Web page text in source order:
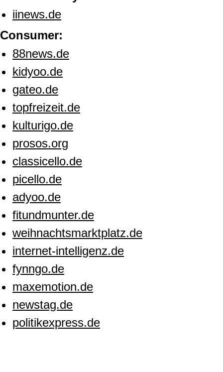
iinews.de
Consumer:
88news.de
kidyoo.de
gateo.de
topfreizeit.de
kulturigo.de
prosos.org
classicello.de
picello.de
adyoo.de
fitundmunter.de
weihnachtsmarktplatz.de
internet-intelligenz.de
fynngo.de
maxemotion.de
newstag.de
politikexpress.de